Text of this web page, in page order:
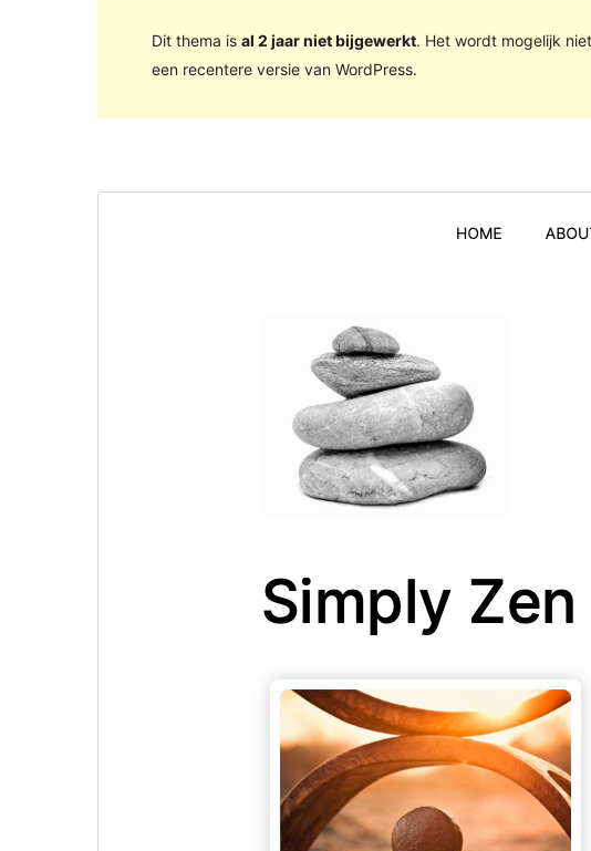
Dit thema is al 2 jaar niet bijgewerkt. Het wordt mogelijk
een recentere versie van WordPress.